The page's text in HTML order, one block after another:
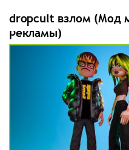
dropcult взлом (Мод
рекламы)